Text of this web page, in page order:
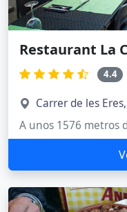
Restaurant La
4.4
Carrer de les
A unos 1576 metros